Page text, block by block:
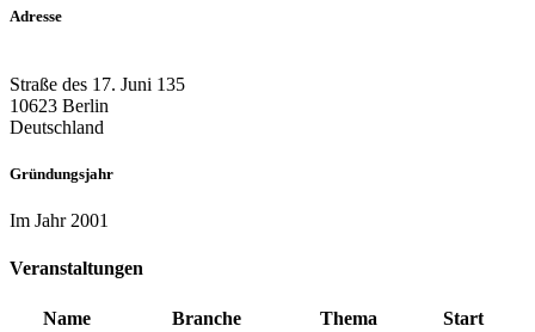
Adresse
Straße des 17. Juni 135
10623 Berlin
Deutschland
Gründungsjahr
Im Jahr 2001
Veranstaltungen
Name Branche Thema
Start